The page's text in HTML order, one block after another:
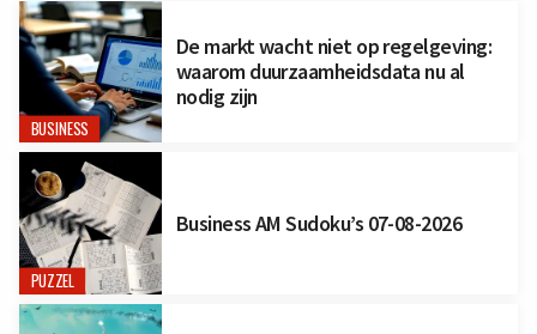
BUSINESS
De markt wacht niet op regelgeving:
waarom duurzaamheidsdata nu al
nodig zijn
PUZZEL
Business AM Sudoku’s 07-08-2026